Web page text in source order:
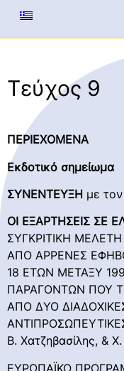
Τεύχος 9
ΠΕΡΙΕΧΟΜΕΝΑ
Εκδοτικό σημείωμα
ΣΥΝΕΝΤΕΥΞΗ με
ΟΙ ΕΞΑΡΤΗΣΕΙΣ ΣΕ
ΣΥΓΚΡΙΤΙΚΗ
ΑΠΟ ΑΡΡΕΝΕΣ
18 ΕΤΩΝ ΜΕΤΑΞΥ
ΠΑΡΑΓΟΝΤΩΝ ΠΟΥ
ΑΠΟ ΔΥΟ
Β. Χατζηβασίλης, &
ΕΥΡΩΠΑΪΚΟ